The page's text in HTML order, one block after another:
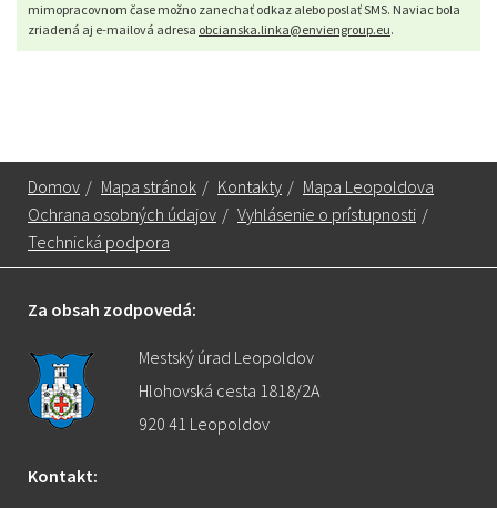
mimopracovnom čase možno zanechať odkaz alebo poslať SMS. Naviac bola
zriadená aj e-mailová adresa obcianska.linka@enviengroup.eu.
Domov / Mapa stránok / Kontakty / Mapa Leopoldova
Ochrana osobných údajov / Vyhlásenie o prístupnosti /
Technická podpora
Za obsah zodpovedá:
Mestský úrad Leopoldov
Hlohovská cesta 1818/2A
920 41 Leopoldov
Kontakt: